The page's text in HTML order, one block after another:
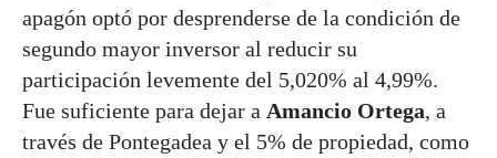
apagón optó por desprenderse de la condición de
segundo mayor inversor al reducir su
participación levemente del 5,020% al 4,99%.
Fue suficiente para dejar a Amancio Ortega, a
través de Pontegadea y el 5% de propiedad, como